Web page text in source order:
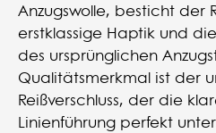
Anzugswolle, besticht der
erstklassige Haptik und
des ursprünglichen
Qualitätsmerkmal ist der
Reißverschluss, der die
Linienführung perfekt